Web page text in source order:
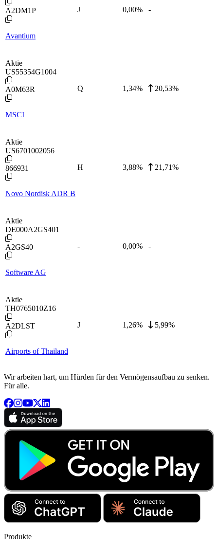
A2DM1P
Avantium
J 0,00% -
Aktie
US55354G1004
A0M63R
MSCI
Q 1,34% 20,53%
Aktie
US6701002056
866931
Novo Nordisk ADR B
H 3,88% 21,71%
Aktie
DE000A2GS401
A2GS40
Software AG
- 0,00% -
Aktie
TH0765010Z16
A2DLST
Airports of Thailand
J 1,26% 5,99%
Wir arbeiten hart, um Hürden für den Vermögensaufbau zu senken.
Für alle.
Produkte